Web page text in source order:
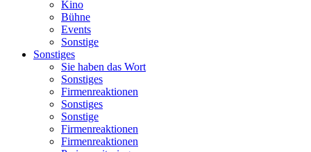
Kino
Bühne
Events
Sonstige
Sonstiges
Sie haben das Wort
Sonstiges
Firmenreaktionen
Sonstiges
Sonstige
Firmenreaktionen
Firmenreaktionen